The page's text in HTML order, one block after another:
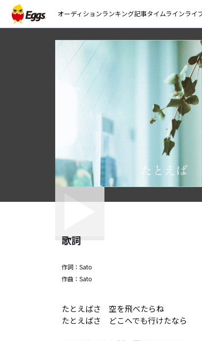
オーディションランキング記事タイムラインライ
歌詞
作詞： Sato
作曲： Sato
たとえばさ　空を飛べたらね
たとえばさ　どこへでも行けたなら